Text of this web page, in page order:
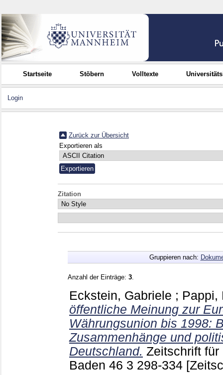
Startseite Stöbern Volltexte
Login
Zurück zur Übersicht
Exportieren als
Zitation
Gruppieren nach:
Anzahl der Einträge: 3
Eckstein, Gabriele ; Pappi,
öffentliche Meinung zur
Währungsunion bis 1998:
Zusammenhänge und
Deutschland. Zeitschrift
Baden 46 3 298-334